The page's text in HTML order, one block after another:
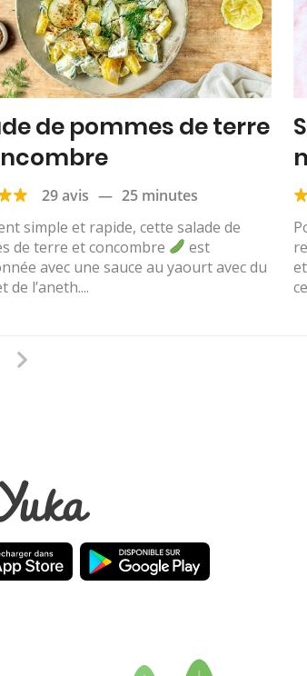
de pommes de terre
29 avis — 25 minutes
simple et rapide, cette salade de
de terre et concombre
est
avec une sauce au yaourt avec du
de l’aneth....